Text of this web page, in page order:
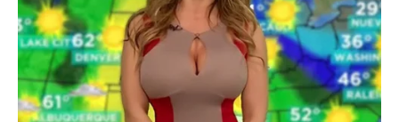
sreću.
Zato otvorite srce za nova dešavanja i ne zatvarajte se
pred ljudima i prilikama koje vam dolaze, jer ovaj vikend
za vas krije mnogo više sreće, novca i lijepih trenutaka